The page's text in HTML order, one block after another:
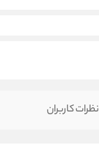
نظرات کاربران